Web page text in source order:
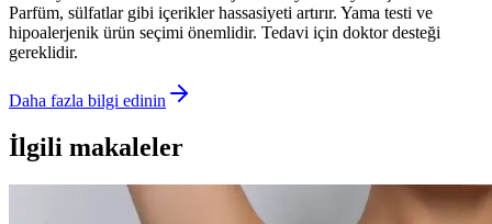
Parfüm, sülfatlar gibi içerikler hassasiyeti artırır. Yama testi ve
hipoalerjenik ürün seçimi önemlidir. Tedavi için doktor desteği
gereklidir.
Daha fazla bilgi edinin
İlgili makaleler